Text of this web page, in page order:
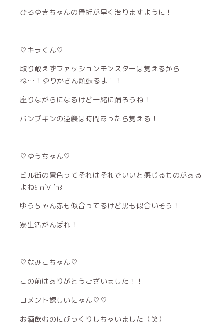
ひろゆきちゃんの骨折が早く治りますように！
♡キラくん♡
取り敢えずファッションモンスターは覚えるから
ね…！ゆりかさん頑張るよ！！
座りながらになるけど一緒に踊ろうね！
パンプキンの逆襲は時間あったら覚える！
♡ゆうちゃん♡
ビル街の景色ってそれはそれでいいと感じるものがある
よね꒰ ∩´∇ `∩꒱
ゆうちゃん赤も似合ってるけど黒も似合いそう！
寮生活がんばれ！
♡なみこちゃん♡
この前はありがとうございました！！
コメント嬉しいにゃん♡♡
お酒飲むのにびっくりしちゃいました（笑）